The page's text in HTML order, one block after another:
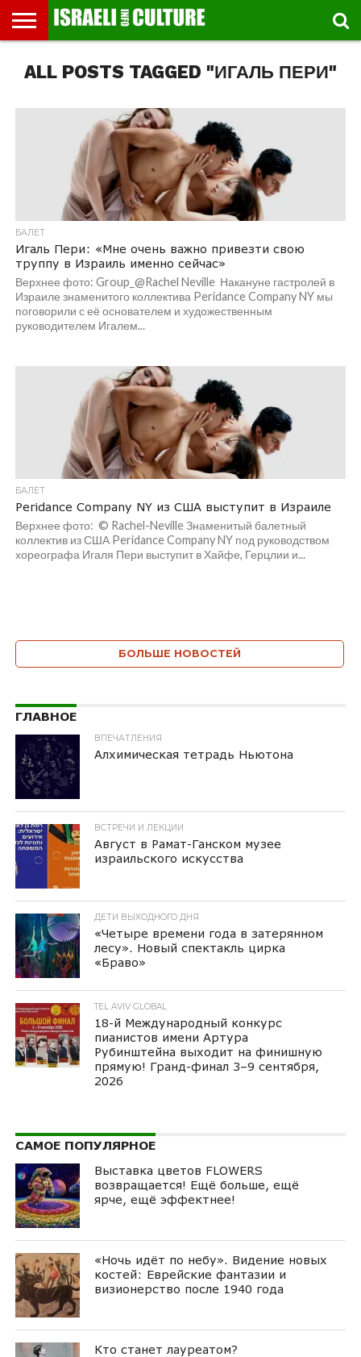
МУЗЕИ
СТРАНА
ФЕСТИВАЛЕЙ
ТЕАТР
КНИГИ.
ТЕКСТЫ
МУЗЫКА
РЕЛИГИЯ/
ИСТОРИЯ
ДВИЖЕНИЕ
ДЕТИ
ВЫХОДНОГО
МАРШРУТЫ
ПРОГУЛЬЩИКА
ВИДЕО-
РЕЧИ
ВПЕЧАТЛЕНИЯ
ВСТРЕЧИ
И
ИНТЕРВЬЮ
КИНО
TEL
AVIV
ALL POSTS TAGGED "ИГАЛЬ ПЕРИ"
БАЛЕТ
Игаль Пери: «Мне очень важно привезти свою
труппу в Израиль именно сейчас»
Верхнее фото: Group_@Rachel Neville Накануне гастролей в
Израиле знаменитого коллектива Peridance Company NY мы
поговорили с её основателем и художественным
руководителем Игалем...
БАЛЕТ
Peridance Company NY из США выступит в Израиле
Верхнее фото: © Rachel-Neville Знаменитый балетный
коллектив из США Peridance Company NY под руководством
хореографа Игаля Пери выступит в Хайфе, Герцлии и...
БОЛЬШЕ НОВОСТЕЙ
ГЛАВНОЕ
ВПЕЧАТЛЕНИЯ
Алхимическая тетрадь Ньютона
ВСТРЕЧИ И ЛЕКЦИИ
Август в Рамат-Ганском музее
израильского искусства
ДЕТИ ВЫХОДНОГО ДНЯ
«Четыре времени года в затерянном
лесу». Новый спектакль цирка
«Браво»
TEL AVIV GLOBAL
18-й Международный конкурс
пианистов имени Артура
Рубинштейна выходит на финишную
прямую! Гранд-финал 3–9 сентября,
2026
САМОЕ ПОПУЛЯРНОЕ
Выставка цветов FLOWERS
возвращается! Ещё больше, ещё
ярче, ещё эффектнее!
«Ночь идёт по небу». Видение новых
костей: Еврейские фантазии и
визионерство после 1940 года
Кто станет лауреатом?